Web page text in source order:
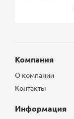
Компания
О компании
Контакты
Информация